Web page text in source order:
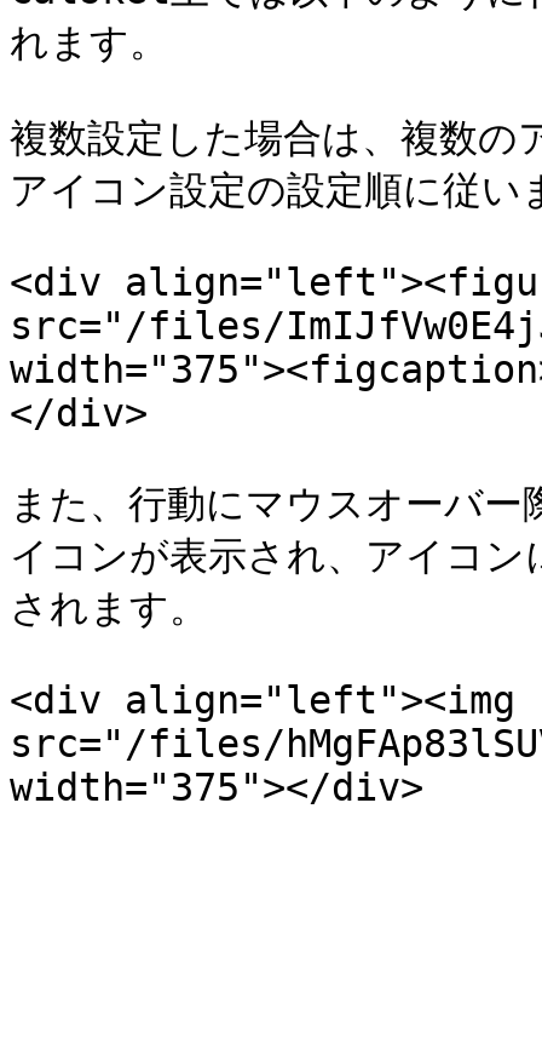
れます。
複数設定した場合は、複数の
アイコン設定の設定順に従い
<div
src="/files/
</div>
また、行動にマウスオーバ
イコンが表示され、アイコ
されます。
<div align="left"><img
src="/files/